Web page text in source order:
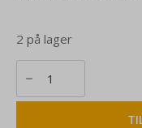
2 på lager
2.
Sortering
Silver